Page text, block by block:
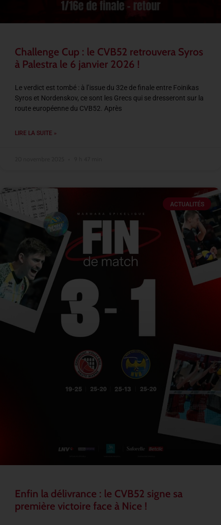
Challenge Cup : le CVB52 retrouvera Syros
à Palestra le 6 janvier 2026 !
Le verdict est tombé : à l’issue du 32e de finale entre Foinikas
Syros et Nordenskov, ce sont les Grecs qui se dresseront sur la
route européenne du CVB52. Après
LIRE LA SUITE »
ACTUALITÉS
Enfin la délivrance : le CVB52 signe sa
première victoire face à Nice !